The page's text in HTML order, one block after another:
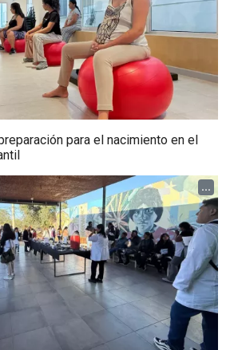
para el nacimiento en el
...